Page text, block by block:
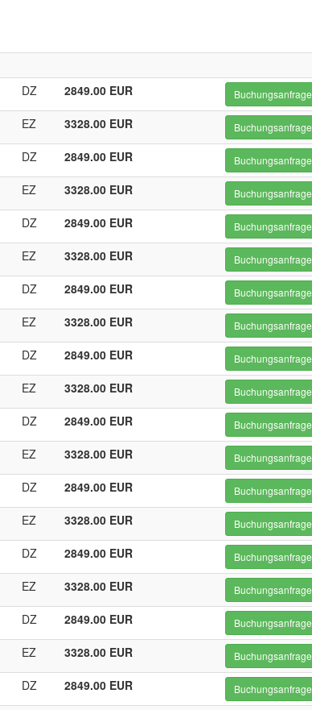
DZ 2849.00 EUR Buchungsanfrage
EZ 3328.00 EUR Buchungsanfrage
DZ 2849.00 EUR Buchungsanfrage
EZ 3328.00 EUR Buchungsanfrage
DZ 2849.00 EUR Buchungsanfrage
EZ 3328.00 EUR Buchungsanfrage
DZ 2849.00 EUR Buchungsanfrage
EZ 3328.00 EUR Buchungsanfrage
DZ 2849.00 EUR Buchungsanfrage
EZ 3328.00 EUR Buchungsanfrage
DZ 2849.00 EUR Buchungsanfrage
EZ 3328.00 EUR Buchungsanfrage
DZ 2849.00 EUR Buchungsanfrage
EZ 3328.00 EUR Buchungsanfrage
DZ 2849.00 EUR Buchungsanfrage
EZ 3328.00 EUR Buchungsanfrage
DZ 2849.00 EUR Buchungsanfrage
EZ 3328.00 EUR Buchungsanfrage
DZ 2849.00 EUR Buchungsanfrage